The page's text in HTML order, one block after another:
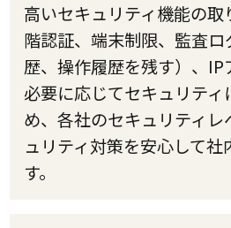
高いセキュリティ機能の
階認証、端末制限、監査
歴、操作履歴を残す）、IP
必要に応じてセキュリティ
め、各社のセキュリティレ
ュリティ対策を安心して
す。